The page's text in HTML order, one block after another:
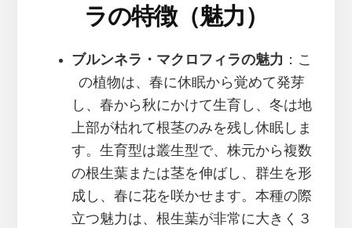
ラの特徴（魅力）
ブルンネラ・マクロフィラの魅力 ：こ
の植物は、春に休眠から覚めて発芽
し、春から秋にかけて生育し、冬は地
上部が枯れて根茎のみを残し休眠しま
す。生育型は叢生型で、株元から複数
の根生葉または茎を伸ばし、群生を形
成し、春に花を咲かせます。本種の際
立つ魅力は、根生葉が非常に大きく３